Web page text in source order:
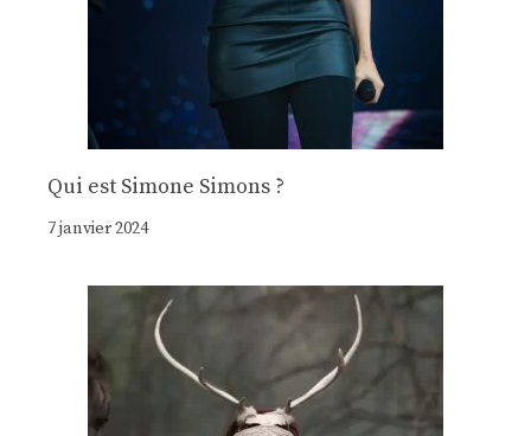
Qui est Simone Simons ?
7 janvier 2024